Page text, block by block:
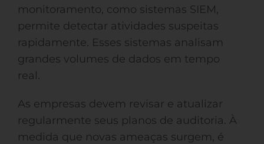
monitoramento, como sistemas SIEM,
permite detectar atividades suspeitas
rapidamente. Esses sistemas analisam
grandes volumes de dados em tempo
real.
As empresas devem revisar e atualizar
regularmente seus planos de auditoria. À
medida que novas ameaças surgem, é